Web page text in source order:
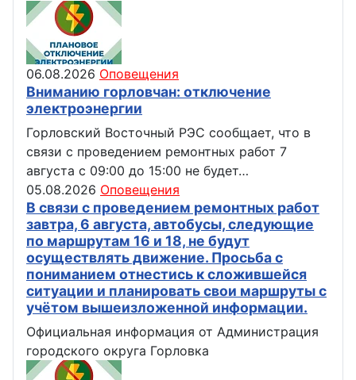
06.08.2026 Оповещения
Вниманию горловчан: отключение
электроэнергии
Горловский Восточный РЭС сообщает, что в
связи с проведением ремонтных работ 7
августа с 09:00 до 15:00 не будет…
05.08.2026 Оповещения
В связи с проведением ремонтных работ
завтра, 6 августа, автобусы, следующие
по маршрутам 16 и 18, не будут
осуществлять движение. Просьба с
пониманием отнестись к сложившейся
ситуации и планировать свои маршруты с
учётом вышеизложенной информации.
Официальная информация от Администрация
городского округа Горловка